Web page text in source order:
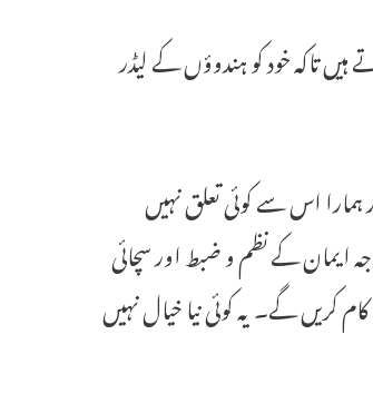
تاکہ خود کو ہندوؤں کے لیڈر
اس سے کوئی تعلق نہیں
ایمان کے نظم و ضبط اور سچائی
کریں گے۔ یہ کوئی نیا خیال نہیں